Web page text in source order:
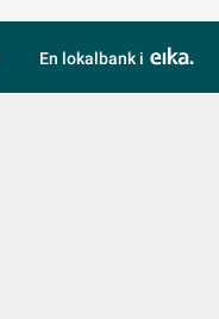
En lokalbank i